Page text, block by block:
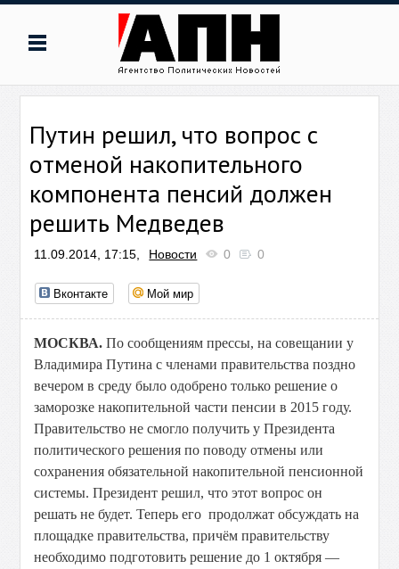
Путин решил, что вопрос с
отменой накопительного
компонента пенсий должен
решить Медведев
11.09.2014, 17:15, Новости 0 0
Вконтакте Мой мир
МОСКВА. По сообщениям прессы, на совещании у
Владимира Путина с членами правительства поздно
вечером в среду было одобрено только решение о
заморозке накопительной части пенсии в 2015 году.
Правительство не смогло получить у Президента
политического решения по поводу отмены или
сохранения обязательной накопительной пенсионной
системы. Президент решил, что этот вопрос он
решать не будет. Теперь его продолжат обсуждать на
площадке правительства, причём правительству
необходимо подготовить решение до 1 октября —